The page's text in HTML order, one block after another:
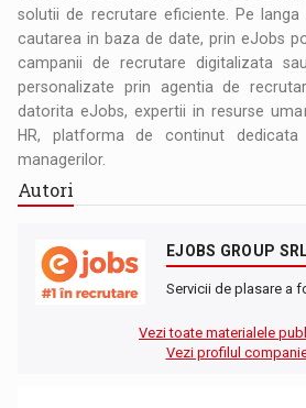
solutii de recrutare eficiente. Pe langa
cautarea in baza de date, prin eJobs
campanii de recrutare digitalizata
personalizate prin agentia de
datorita eJobs, expertii in resurse
HR, platforma de continut
managerilor.
Autori
EJOBS GROUP
Servicii de plasare a
Vezi toate materialele
Vezi profilul